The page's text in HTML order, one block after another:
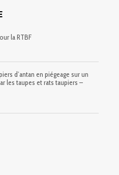
la RTBF
d’antan en piégeage sur un
les taupes et rats taupiers –